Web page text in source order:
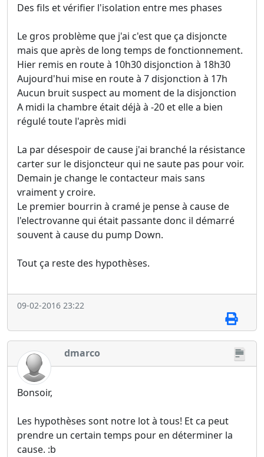
Des fils et vérifier l'isolation entre mes phases
Le gros problème que j'ai c'est que ça disjoncte
mais que après de long temps de fonctionnement.
Hier remis en route à 10h30 disjonction à 18h30
Aujourd'hui mise en route à 7 disjonction à 17h
Aucun bruit suspect au moment de la disjonction
A midi la chambre était déjà à -20 et elle a bien
régulé toute l'après midi
La par désespoir de cause j'ai branché la résistance
carter sur le disjoncteur qui ne saute pas pour voir.
Demain je change le contacteur mais sans
vraiment y croire.
Le premier bourrin à cramé je pense à cause de
l'electrovanne qui était passante donc il démarré
souvent à cause du pump Down.
Tout ça reste des hypothèses.
09-02-2016 23:22
dmarco
Bonsoir,
Les hypothèses sont notre lot à tous! Et ca peut
prendre un certain temps pour en déterminer la
cause. :b